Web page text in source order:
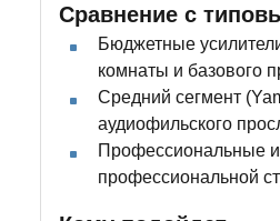
Сравнение с
Бюджетные
комнаты и базового
Средний сегмент
аудиофильского
Профессиональные
профессиональной